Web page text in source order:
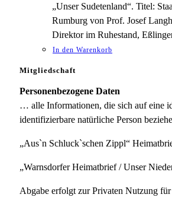
„Unser Sudetenland“. Titel:
Rumburg von Prof. Josef
Direktor im Ruhestand,
In den Warenkorb
Mitgliedschaft
Personenbezogene Daten
… alle Informationen, die sich auf eine
identifizierbare natürliche Person
„Aus`n Schluck`schen Zippl“
„Warnsdorfer Heimatbrief / Unser
Abgabe erfolgt zur Privaten Nutzung